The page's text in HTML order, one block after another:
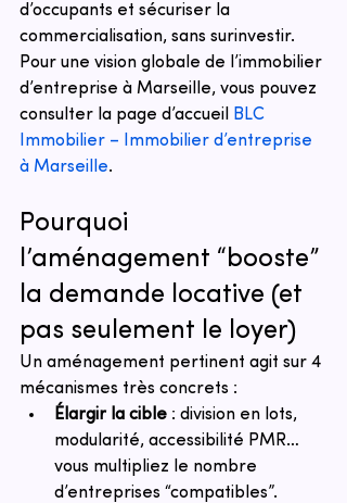
d’occupants et sécuriser la
commercialisation, sans surinvestir.
Pour une vision globale de l’immobilier
d’entreprise à Marseille, vous pouvez
consulter la page d’accueil
BLC
Immobilier – Immobilier d’entreprise
à Marseille.
Pourquoi
l’aménagement “booste”
la demande locative (et
pas seulement le loyer)
Un aménagement pertinent agit sur 4
mécanismes très concrets :
Élargir la cible : division en lots,
modularité, accessibilité PMR…
vous multipliez le nombre
d’entreprises “compatibles”.